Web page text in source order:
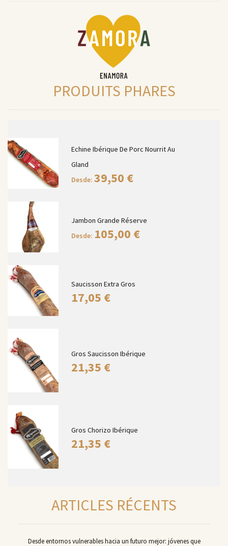
PRODUITS PHARES
Echine Ibérique De Porc Nourrit Au
Gland
Desde: 39,50 €
Jambon Grande Réserve
Desde: 105,00 €
Saucisson Extra Gros
17,05 €
Gros Saucisson Ibérique
21,35 €
Gros Chorizo Ibérique
21,35 €
ARTICLES RÉCENTS
Desde entornos vulnerables hacia un futuro mejor: jóvenes que